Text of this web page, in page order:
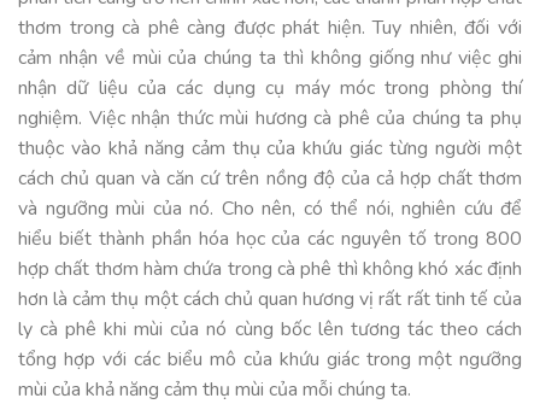
thơm trong cà phê càng được phát hiện. Tuy nhiên, đối với
cảm nhận về mùi của chúng ta thì không giống như việc ghi
nhận dữ liệu của các dụng cụ máy móc trong phòng thí
nghiệm. Việc nhận thức mùi hương cà phê của chúng ta phụ
thuộc vào khả năng cảm thụ của khứu giác từng người một
cách chủ quan và căn cứ trên nồng độ của cả hợp chất thơm
và ngưỡng mùi của nó. Cho nên, có thể nói, nghiên cứu để
hiểu biết thành phần hóa học của các nguyên tố trong 800
hợp chất thơm hàm chứa trong cà phê thì không khó xác định
hơn là cảm thụ một cách chủ quan hương vị rất rất tinh tế của
ly cà phê khi mùi của nó cùng bốc lên tương tác theo cách
tổng hợp với các biểu mô của khứu giác trong một ngưỡng
mùi của khả năng cảm thụ mùi của mỗi chúng ta.